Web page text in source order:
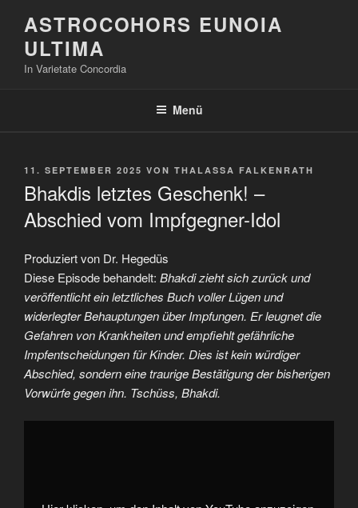
Inhalt
springen
ASTROCOHORS EUNOIA
ULTIMA
In Varietate Concordia
Menü
VERÖFFENTLICHT
11. SEPTEMBER 2025 VON THALASSA FALKENRATH
Bhakdis letztes Geschenk! –
Abschied vom Impfgegner-Idol
Produziert von Dr. Hegedüs
Diese Episode behandelt: Bhakdi zieht sich zurück und
veröffentlicht ein letztliches Buch voller Lügen und
widerlegter Behauptungen über Impfungen. Er leugnet die
Gefahren von Krankheiten und empfiehlt gefährliche
Impfentscheidungen für Kinder. Dies ist kein würdiger
Abschied, sondern eine traurige Bestätigung der bisherigen
Vorwürfe gegen ihn. Tschüss, Bhakdi.
„Bhakdis
Idol“